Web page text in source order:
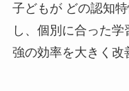
子どもが どの認知
し、個別に合った
強の効率を大きく改